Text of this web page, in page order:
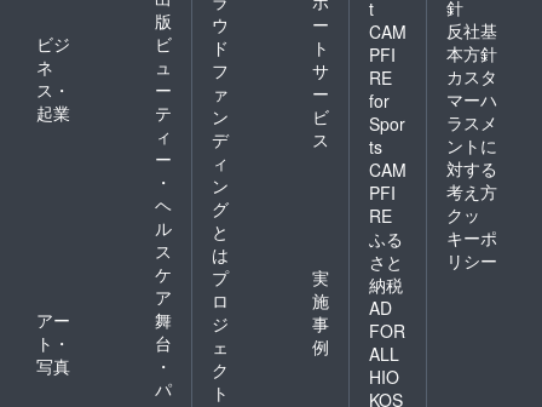
版
ビジ
ネ
ス・
起業
ビ
ュ
ー
テ
ィ
ー
・
ヘ
ル
ス
ケ
ア
アー
ト・
写真
舞
台
・
パ
ウ
ド
フ
ァ
ン
デ
ィ
ン
グ
と
は
ー
ト
サ
ー
ビ
ス
プ
ロ
ジ
ェ
ク
ト
実
施
事
例
t
CAM
PFI
RE
for
Spor
ts
CAM
PFI
RE
ふる
さと
納税
AD
FOR
ALL
HIO
KOS
針
反社基
本方針
カスタ
マーハ
ラスメ
ントに
対する
考え方
クッ
キーポ
リシー